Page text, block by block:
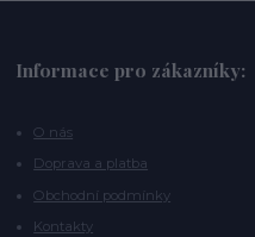
Informace pro zákazníky:
O nás
Doprava a platba
Obchodní podmínky
Kontakty